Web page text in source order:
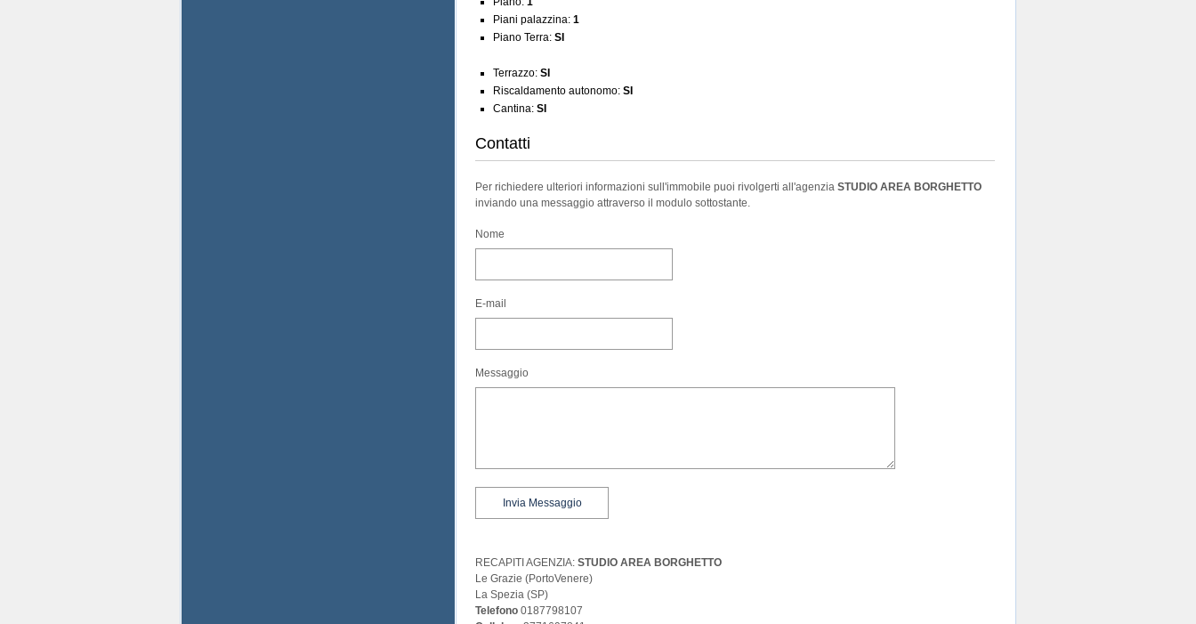
Piani palazzina: 1
Piano Terra: SI
Terrazzo: SI
Riscaldamento autonomo: SI
Cantina: SI
Contatti
Per richiedere ulteriori informazioni sull'immobile puoi rivolgerti all'agenzia STUDIO AREA BORGHETTO
inviando una messaggio attraverso il modulo sottostante.
Nome
E-mail
Messaggio
RECAPITI AGENZIA: STUDIO AREA BORGHETTO
Le Grazie (PortoVenere)
La Spezia (SP)
Telefono 0187798107